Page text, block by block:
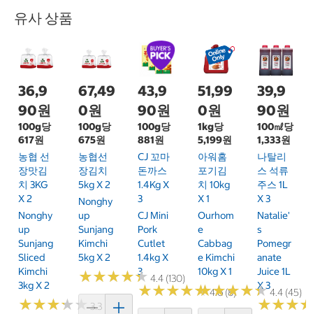
유사 상품
36,9
90원
100g당
617원
농협 선
장맛김
치 3KG
X 2
Nonghy
Up
Sunjang
Sliced
Kimchi
3kg X 2
★★★★★
★★★★★3.3 (36)
67,49
0원
100g당
675원
농협선
장김치
5kg X 2
Nonghy
Up
Sunjang
Kimchi
5kg X 2
★★★★★
★★★★★ 4.4 (130)
43,9
90원
100g당
881원
CJ 꼬마
돈까스
1.4Kg X
3
CJ Mini
Pork
Cutlet
1.4kg X
3
★★★★★
★★★★★4.6 (8)
51,99
0원
1kg당
5,199원
아워홈
포기김
치 10kg
X 1
Ourhom
E
Cabbag
E Kimchi
10kg X 1
★★★★★
★★★★★4.4 (45)
39,9
90원
100㎖당
1,333원
나탈리
스 석류
주스 1L
X 3
Natalie'
S
Pomegr
Anate
Juice 1L
X 3
★★★
★★★